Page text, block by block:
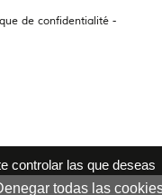
de confidentialité -
controlar las que deseas
todas las